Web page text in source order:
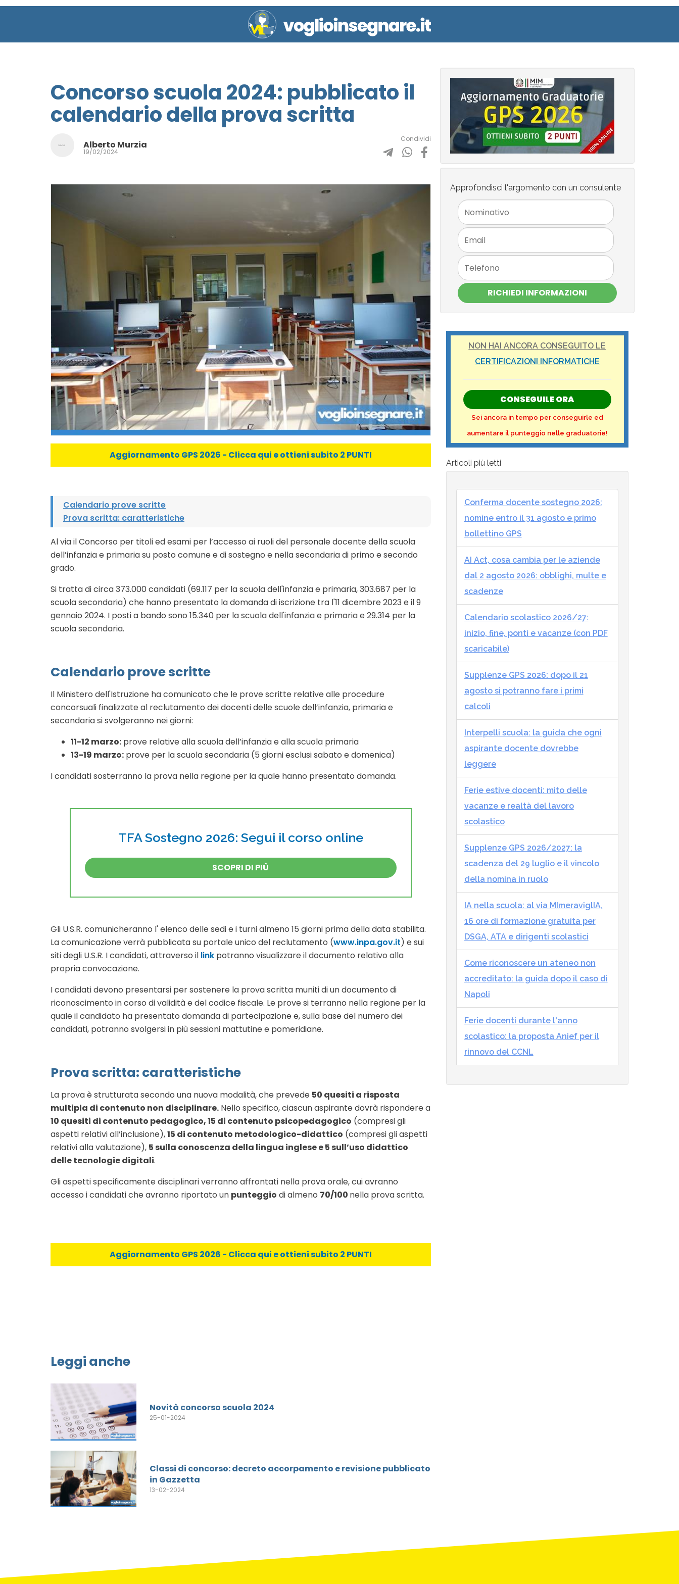
Concorso scuola 2024: pubblicato il
calendario della prova scritta
Alberto Murzia
19/02/2024
Condividi
Aggiornamento GPS 2026 - Clicca qui e ottieni subito 2 PUNTI
Calendario prove scritte
Prova scritta: caratteristiche
Al via il Concorso per titoli ed esami per l’accesso ai ruoli del personale docente della scuola
dell’infanzia e primaria su posto comune e di sostegno e nella secondaria di primo e secondo
grado.
Si tratta di circa 373.000 candidati (69.117 per la scuola dell'infanzia e primaria, 303.687 per la
scuola secondaria) che hanno presentato la domanda di iscrizione tra l'11 dicembre 2023 e il 9
gennaio 2024. I posti a bando sono 15.340 per la scuola dell'infanzia e primaria e 29.314 per la
scuola secondaria.
Calendario prove scritte
Il Ministero dell'Istruzione ha comunicato che le prove scritte relative alle procedure
concorsuali finalizzate al reclutamento dei docenti delle scuole dell’infanzia, primaria e
secondaria si svolgeranno nei giorni:
11-12 marzo: prove relative alla scuola dell’infanzia e alla scuola primaria
13-19 marzo: prove per la scuola secondaria (5 giorni esclusi sabato e domenica)
I candidati sosterranno la prova nella regione per la quale hanno presentato domanda.
TFA Sostegno 2026: Segui il corso online
SCOPRI DI PIÙ
Gli U.S.R. comunicheranno l' elenco delle sedi e i turni almeno 15 giorni prima della data stabilita.
La comunicazione verrà pubblicata su portale unico del reclutamento (www.inpa.gov.it) e sui
siti degli U.S.R. I candidati, attraverso il link potranno visualizzare il documento relativo alla
propria convocazione.
I candidati devono presentarsi per sostenere la prova scritta muniti di un documento di
riconoscimento in corso di validità e del codice fiscale. Le prove si terranno nella regione per la
quale il candidato ha presentato domanda di partecipazione e, sulla base del numero dei
candidati, potranno svolgersi in più sessioni mattutine e pomeridiane.
Prova scritta: caratteristiche
La prova è strutturata secondo una nuova modalità, che prevede 50 quesiti a risposta
multipla di contenuto non disciplinare. Nello specifico, ciascun aspirante dovrà rispondere a
10 quesiti di contenuto pedagogico, 15 di contenuto psicopedagogico (compresi gli
aspetti relativi all’inclusione),15 di contenuto metodologico-didattico (compresi gli aspetti
relativi alla valutazione), 5 sulla conoscenza della lingua inglese e 5 sull’uso didattico
delle tecnologie digitali.
Gli aspetti specificamente disciplinari verranno affrontati nella prova orale, cui avranno
accesso i candidati che avranno riportato un punteggio di almeno 70/100 nella prova scritta.
Aggiornamento GPS 2026 - Clicca qui e ottieni subito 2 PUNTI
Leggi anche
Novità concorso scuola 2024
25-01-2024
Classi di concorso: decreto accorpamento e revisione pubblicato
in Gazzetta
13-02-2024
Approfondisci l'argomento con un consulente
RICHIEDI INFORMAZIONI
NON HAI ANCORA CONSEGUITO LE
CERTIFICAZIONI INFORMATICHE
CONSEGUILE ORA
Sei ancora in tempo per conseguirle ed
aumentare il punteggio nelle graduatorie!
Articoli più letti
Conferma docente sostegno 2026:
nomine entro il 31 agosto e primo
bollettino GPS
AI Act, cosa cambia per le aziende
dal 2 agosto 2026: obblighi, multe e
scadenze
Calendario scolastico 2026/27:
inizio, fine, ponti e vacanze (con PDF
scaricabile)
Supplenze GPS 2026: dopo il 21
agosto si potranno fare i primi
calcoli
Interpelli scuola: la guida che ogni
aspirante docente dovrebbe
leggere
Ferie estive docenti: mito delle
vacanze e realtà del lavoro
scolastico
Supplenze GPS 2026/2027: la
scadenza del 29 luglio e il vincolo
della nomina in ruolo
IA nella scuola: al via MImeraviglIA,
16 ore di formazione gratuita per
DSGA, ATA e dirigenti scolastici
Come riconoscere un ateneo non
accreditato: la guida dopo il caso di
Napoli
Ferie docenti durante l'anno
scolastico: la proposta Anief per il
rinnovo del CCNL